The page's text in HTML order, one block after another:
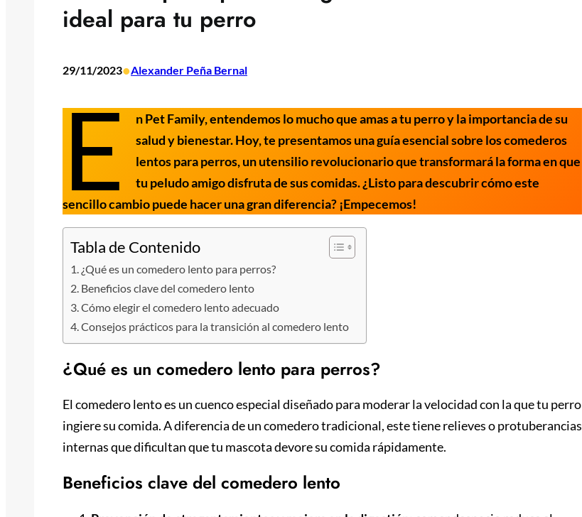
ideal para tu perro
29/11/2023•Alexander Peña Bernal
E
n Pet Family, entendemos lo mucho que amas a tu perro y la importancia de su
salud y bienestar. Hoy, te presentamos una guía esencial sobre los comederos
lentos para perros, un utensilio revolucionario que transformará la forma en que
tu peludo amigo disfruta de sus comidas. ¿Listo para descubrir cómo este
sencillo cambio puede hacer una gran diferencia? ¡Empecemos!
Tabla de Contenido
¿Qué es un comedero lento para perros?
Beneficios clave del comedero lento
Cómo elegir el comedero lento adecuado
Consejos prácticos para la transición al comedero lento
¿Qué es un comedero lento para perros?
El comedero lento es un cuenco especial diseñado para moderar la velocidad con la que tu perro
ingiere su comida. A diferencia de un comedero tradicional, este tiene relieves o protuberancias
internas que dificultan que tu mascota devore su comida rápidamente.
Beneficios clave del comedero lento